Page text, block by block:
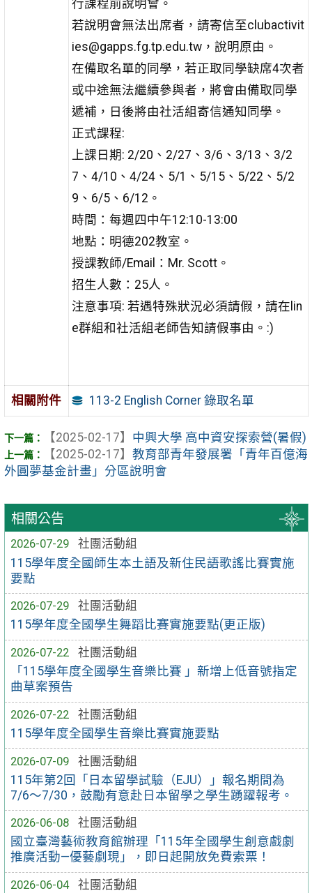
相關公告
2026-07-29
社團活動組
115學年度全國師生本土語及新住民語歌謠比賽實施
要點
2026-07-29
社團活動組
115學年度全國學生舞蹈比賽實施要點(更正版)
2026-07-22
社團活動組
「115學年度全國學生音樂比賽 」新增上低音號指定
曲草案預告
2026-07-22
社團活動組
115學年度全國學生音樂比賽實施要點
2026-07-09
社團活動組
115年第2回「日本留學試驗（EJU）」報名期間為
7/6～7/30，鼓勵有意赴日本留學之學生踴躍報考。
2026-06-08
社團活動組
國立臺灣藝術教育館辦理「115年全國學生創意戲劇
推廣活動—優藝劇現」，即日起開放免費索票！
2026-06-04
社團活動組
行課程前說明會。
若說明會無法出席者，請寄信至clubactivit
ies@gapps.fg.tp.edu.tw，說明原由。
在備取名單的同學，若正取同學缺席4次者
或中途無法繼續參與者，將會由備取同學
遞補，日後將由社活組寄信通知同學。
正式課程:
上課日期: 2/20、2/27、3/6、3/13、3/2
7、4/10、4/24、5/1、5/15、5/22、5/2
9、6/5、6/12。
時間：每週四中午12:10-13:00
地點：明德202教室。
授課教師/Email：Mr. Scott。
招生人數：25人。
注意事項: 若遇特殊狀況必須請假，請在lin
e群組和社活組老師告知請假事由。:)
相關附件 113-2 English Corner 錄取名單
【2025-02-17】 中興大學 高中資安探索營(暑假)
【2025-02-17】 教育部青年發展署「青年百億海
外圓夢基金計畫」分區說明會